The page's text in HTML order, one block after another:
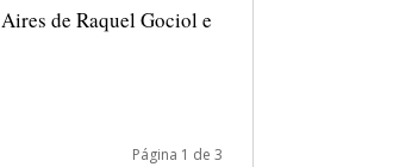
de Raquel Gociol e
Página 1 de 3